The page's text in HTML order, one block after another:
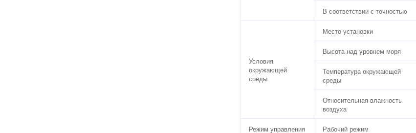
В соответствии с точностью
Условия
окружающей
среды
Место установки
Высота над уровнем моря
Температура окружающей
среды
Относительная влажность
воздуха
Режим управления Рабочий режим